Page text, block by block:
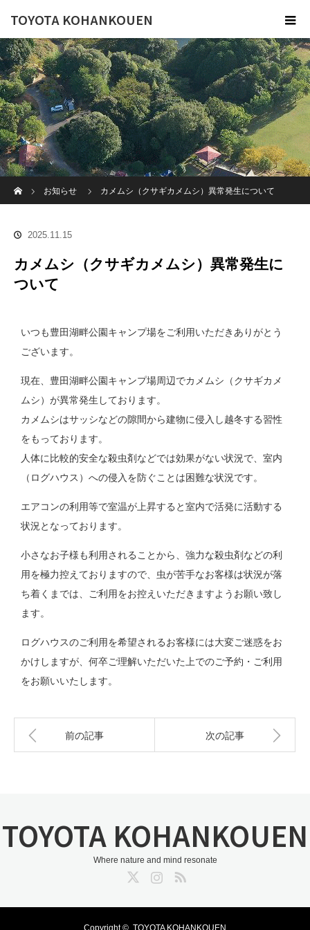
TOYOTA KOHANKOUEN
お知らせ
カメムシ（クサギカメムシ）異常発生について
2025.11.15
カメムシ（クサギカメムシ）異常発生に
ついて
いつも豊田湖畔公園キャンプ場をご利用いただきありがとう
ございます。
現在、豊田湖畔公園キャンプ場周辺でカメムシ（クサギカメ
ムシ）が異常発生しております。
カメムシはサッシなどの隙間から建物に侵入し越冬する習性
をもっております。
人体に比較的安全な殺虫剤などでは効果がない状況で、室内
（ログハウス）への侵入を防ぐことは困難な状況です。
エアコンの利用等で室温が上昇すると室内で活発に活動する
状況となっております。
小さなお子様も利用されることから、強力な殺虫剤などの利
用を極力控えておりますので、虫が苦手なお客様は状況が落
ち着くまでは、ご利用をお控えいただきますようお願い致し
ます。
ログハウスのご利用を希望されるお客様には大変ご迷惑をお
かけしますが、何卒ご理解いただいた上でのご予約・ご利用
をお願いいたします。
前の記事 次の記事
TOYOTA KOHANKOUEN
Where nature and mind resonate
Copyright © TOYOTA KOHANKOUEN